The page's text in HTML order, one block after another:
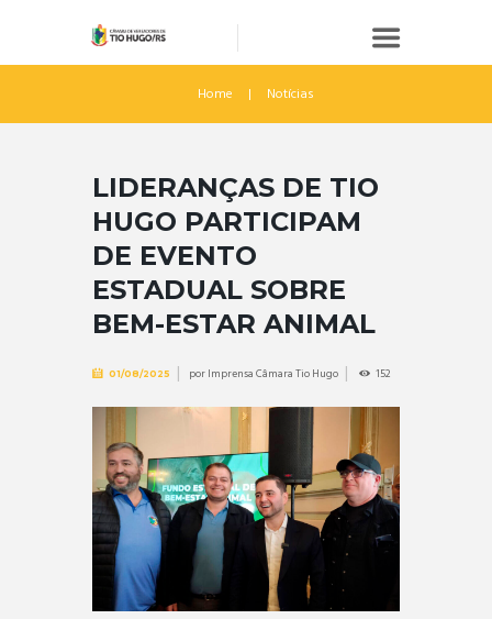
Home Notícias
LIDERANÇAS DE TIO
HUGO PARTICIPAM
DE EVENTO
ESTADUAL SOBRE
BEM-ESTAR ANIMAL
01/08/2025 porImprensa Câmara Tio Hugo 152